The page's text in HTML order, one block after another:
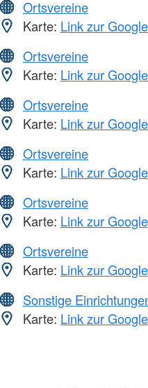
Ortsvereine
Karte: Link zur
Ortsvereine
Karte: Link zur
Ortsvereine
Karte: Link zur
Ortsvereine
Karte: Link zur
Ortsvereine
Karte: Link zur
Ortsvereine
Karte: Link zur
Sonstige
Karte: Link zur